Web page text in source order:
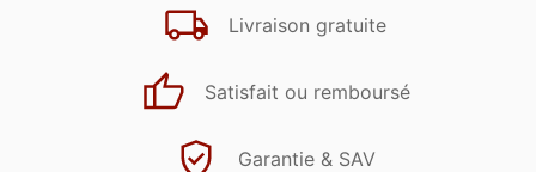
Livraison gratuite
Satisfait ou remboursé
Garantie & SAV